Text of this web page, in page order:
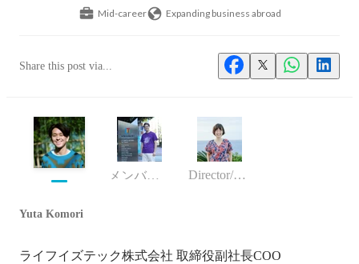
Mid-career Expanding business abroad
Share this post via...
メンバーサクセス事業部（キャンプ・スクール事業） 事業部長 Director/manager
Yuta Komori
ライフイズテック株式会社 取締役副社長COO